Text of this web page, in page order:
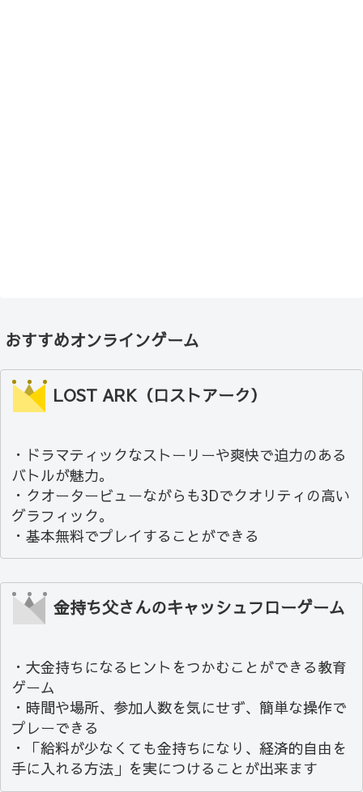
おすすめオンラインゲーム
LOST ARK（ロストアーク）
・ドラマティックなストーリーや爽快で迫力のある
バトルが魅力。
・クオータービューながらも3Dでクオリティの高い
グラフィック。
・基本無料でプレイすることができる
金持ち父さんのキャッシュフローゲーム
・大金持ちになるヒントをつかむことができる教育
ゲーム
・時間や場所、参加人数を気にせず、簡単な操作で
プレーできる
・「給料が少なくても金持ちになり、経済的自由を
手に入れる方法」を実につけることが出来ます